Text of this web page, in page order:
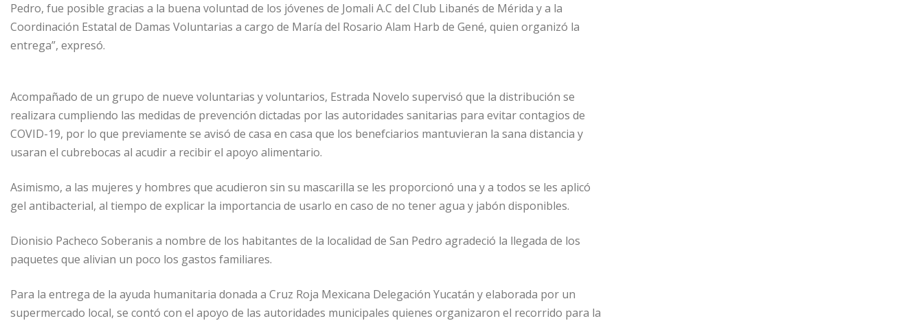
Pedro, fue posible gracias a la buena voluntad de los jóvenes de Jomali A.C del Club Libanés de Mérida y a la
Coordinación Estatal de Damas Voluntarias a cargo de María del Rosario Alam Harb de Gené, quien organizó la
entrega”, expresó.
Acompañado de un grupo de nueve voluntarias y voluntarios, Estrada Novelo supervisó que la distribución se
realizara cumpliendo las medidas de prevención dictadas por las autoridades sanitarias para evitar contagios de
COVID-19, por lo que previamente se avisó de casa en casa que los benefciarios mantuvieran la sana distancia y
usaran el cubrebocas al acudir a recibir el apoyo alimentario.
Asimismo, a las mujeres y hombres que acudieron sin su mascarilla se les proporcionó una y a todos se les aplicó
gel antibacterial, al tiempo de explicar la importancia de usarlo en caso de no tener agua y jabón disponibles.
Dionisio Pacheco Soberanis a nombre de los habitantes de la localidad de San Pedro agradeció la llegada de los
paquetes que alivian un poco los gastos familiares.
Para la entrega de la ayuda humanitaria donada a Cruz Roja Mexicana Delegación Yucatán y elaborada por un
supermercado local, se contó con el apoyo de las autoridades municipales quienes organizaron el recorrido para la